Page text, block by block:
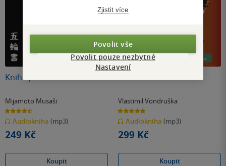
Kniha pěti kruhů
Mijamoto Musaši
4.4
z
5
hvězdiček
Audiokniha (mp3)
249 Kč
Koupit
Ďáblův sluha
Vlastimil Vondruška
4.8
z
5
hvězdiček
Audiokniha (mp3)
299 Kč
Koupit
Zjistit více
Povolit vše
Povolit pouze nezbytné
Nastavení